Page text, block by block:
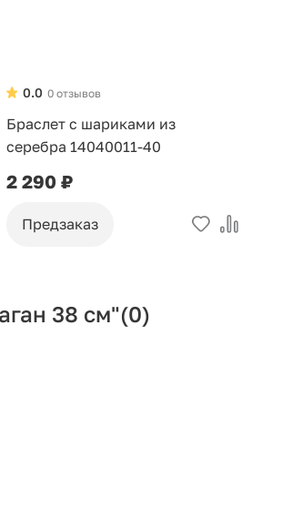
0 отзывов
0.0
Браслет с шариками из
серебра 14040011-40
2 290 ₽
Предзаказ
38 см"(0)